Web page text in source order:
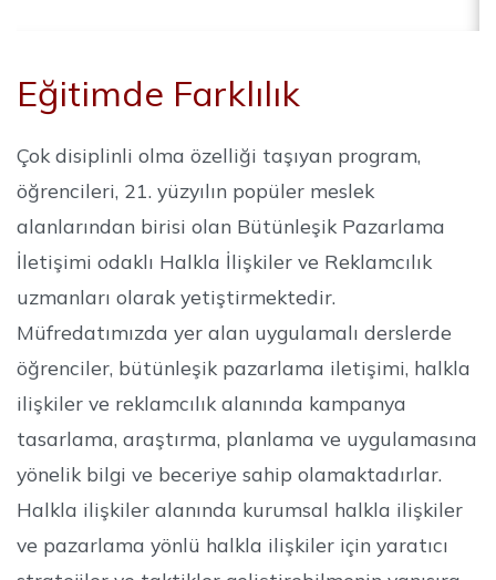
Eğitimde Farklılık
Çok disiplinli olma özelliği taşıyan program,
öğrencileri, 21. yüzyılın popüler meslek
alanlarından birisi olan Bütünleşik Pazarlama
İletişimi odaklı Halkla İlişkiler ve Reklamcılık
uzmanları olarak yetiştirmektedir.
Müfredatımızda yer alan uygulamalı derslerde
öğrenciler, bütünleşik pazarlama iletişimi, halkla
ilişkiler ve reklamcılık alanında kampanya
tasarlama, araştırma, planlama ve uygulamasına
yönelik bilgi ve beceriye sahip olamaktadırlar.
Halkla ilişkiler alanında kurumsal halkla ilişkiler
ve pazarlama yönlü halkla ilişkiler için yaratıcı